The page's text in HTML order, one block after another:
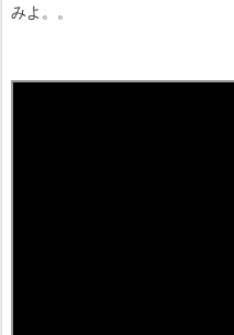
みよ。。